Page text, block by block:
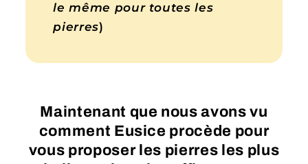
le même pour toutes les
pierres)
Maintenant que nous avons vu
comment Eusice procède pour
vous proposer les pierres les plus